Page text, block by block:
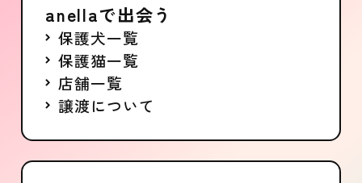
anellaで出会う
保護犬一覧
保護猫一覧
店舗一覧
譲渡について